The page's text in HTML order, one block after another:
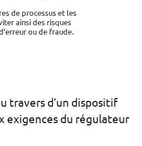
de processus et les
ainsi des risques
ou de fraude.
travers d’un dispositif
exigences du régulateur